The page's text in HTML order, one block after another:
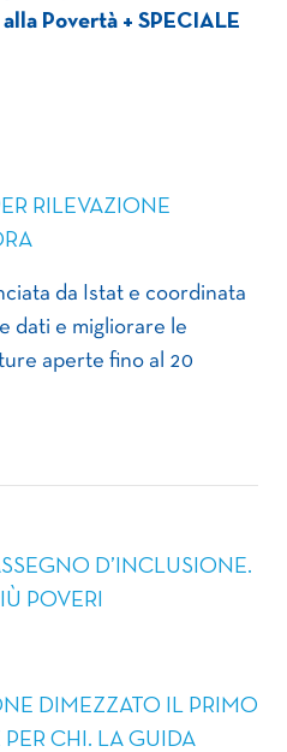
Povertà + SPECIALE
RILEVAZIONE
da Istat e coordinata
dati e migliorare le
aperte fino al 20
D’INCLUSIONE.
POVERI
DIMEZZATO IL PRIMO
CHI. LA GUIDA